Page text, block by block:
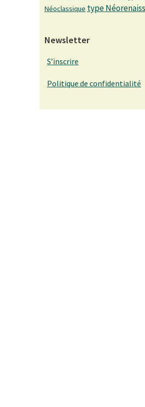
Néoclassique type
Newsletter
S’inscrire
Politique de confidentialité